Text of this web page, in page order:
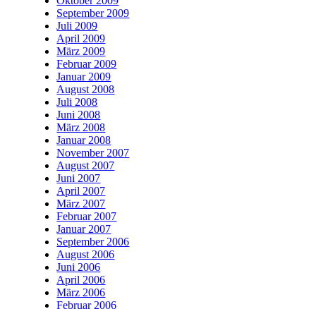
September 2009
Juli 2009
April 2009
März 2009
Februar 2009
Januar 2009
August 2008
Juli 2008
Juni 2008
März 2008
Januar 2008
November 2007
August 2007
Juni 2007
April 2007
März 2007
Februar 2007
Januar 2007
September 2006
August 2006
Juni 2006
April 2006
März 2006
Februar 2006